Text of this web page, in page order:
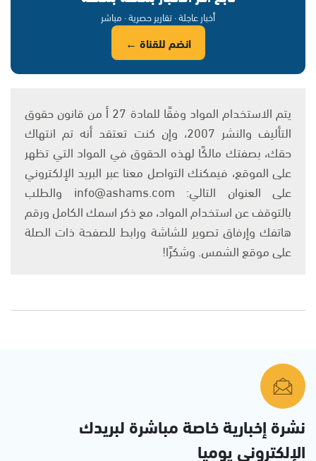
أخبار عاجلة · تقارير حصرية · مباشر
انضم للقناة ←
يتم الاستخدام المواد وفقًا للمادة 27 أ من قانون حقوق
التأليف والنشر 2007، وإن كنت تعتقد أنه تم انتهاك
حقك، بصفتك مالكًا لهذه الحقوق في المواد التي تظهر
على الموقع، فيمكنك التواصل معنا عبر البريد الإلكتروني
على العنوان التالي: info@ashams.com والطلب
بالتوقف عن استخدام المواد، مع ذكر اسمك الكامل ورقم
هاتفك وإرفاق تصوير للشاشة ورابط للصفحة ذات الصلة
على موقع الشمس. وشكرًا!
نشرة إخبارية خاصة مباشرة لبريدك
الإلكتروني يوميا